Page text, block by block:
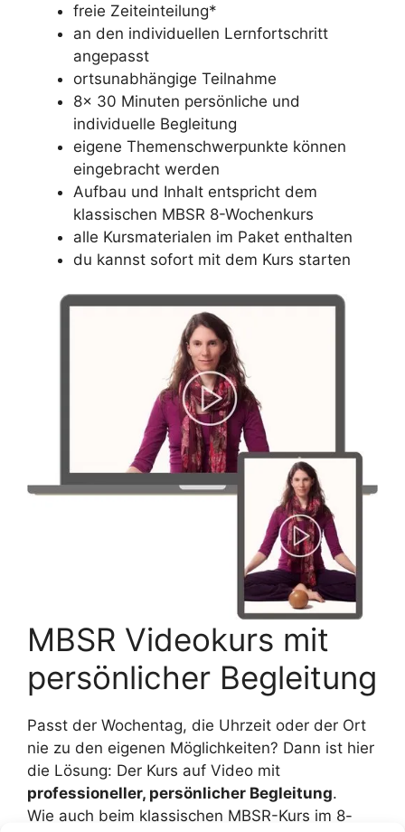
freie Zeiteinteilung*
an den individuellen Lernfortschritt
angepasst
ortsunabhängige Teilnahme
8x 30 Minuten persönliche und
individuelle Begleitung
eigene Themenschwerpunkte können
eingebracht werden
Aufbau und Inhalt entspricht dem
klassischen MBSR 8-Wochenkurs
alle Kursmaterialen im Paket enthalten
du kannst sofort mit dem Kurs starten
MBSR Videokurs mit
persönlicher Begleitung
Passt der Wochentag, die Uhrzeit oder der Ort
nie zu den eigenen Möglichkeiten? Dann ist hier
die Lösung: Der Kurs auf Video mit
professioneller, persönlicher Begleitung.
Wie auch beim klassischen MBSR-Kurs im 8-